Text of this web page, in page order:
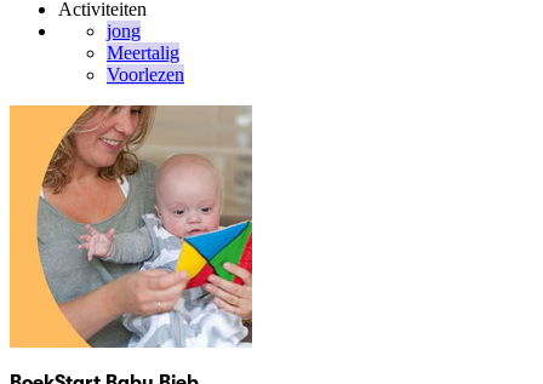
Activiteiten
jong
Meertalig
Voorlezen